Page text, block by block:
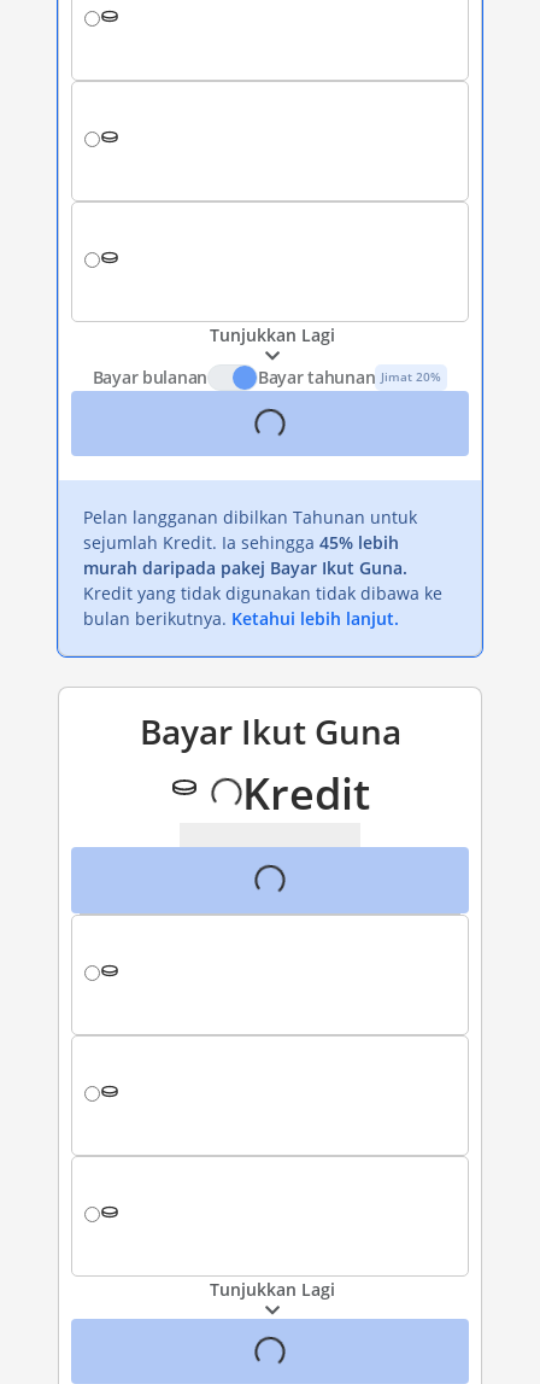
Tunjukkan Lagi
Bayar bulanan
Bayar tahunan Jimat 20%
Pelan langganan dibilkan Tahunan untuk
sejumlah Kredit. Ia sehingga 45% lebih
murah daripada pakej Bayar Ikut Guna.
Kredit yang tidak digunakan tidak dibawa ke
bulan berikutnya. Ketahui lebih lanjut.
Bayar Ikut Guna
Kredit
Tunjukkan Lagi